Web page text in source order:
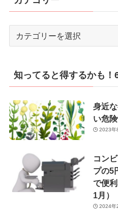
リ
ー
知ってると得するかも！
身近
い危
2023年
コン
プの5
で便
1月）
2024年